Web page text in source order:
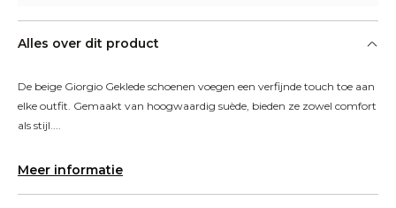
Alles over dit product
De beige Giorgio Geklede schoenen voegen een verfijnde touch toe aan
elke outfit. Gemaakt van hoogwaardig suède, bieden ze zowel comfort
als stijl....
Meer informatie